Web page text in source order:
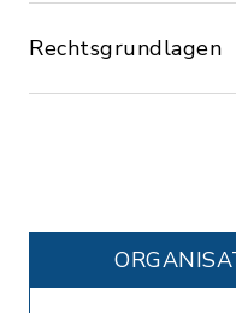
Rechtsgrundlagen